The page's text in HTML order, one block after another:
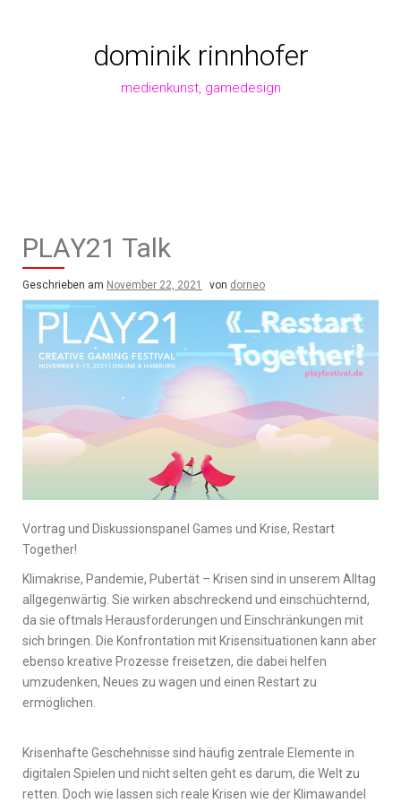
dominik rinnhofer
medienkunst, gamedesign
PLAY21 Talk
Geschrieben am November 22, 2021 von dorneo
Vortrag und Diskussionspanel Games und Krise, Restart
Together!
Klimakrise, Pandemie, Pubertät – Krisen sind in unserem Alltag
allgegenwärtig. Sie wirken abschreckend und einschüchternd,
da sie oftmals Herausforderungen und Einschränkungen mit
sich bringen. Die Konfrontation mit Krisensituationen kann aber
ebenso kreative Prozesse freisetzen, die dabei helfen
umzudenken, Neues zu wagen und einen Restart zu
ermöglichen.
Krisenhafte Geschehnisse sind häufig zentrale Elemente in
digitalen Spielen und nicht selten geht es darum, die Welt zu
retten. Doch wie lassen sich reale Krisen wie der Klimawandel